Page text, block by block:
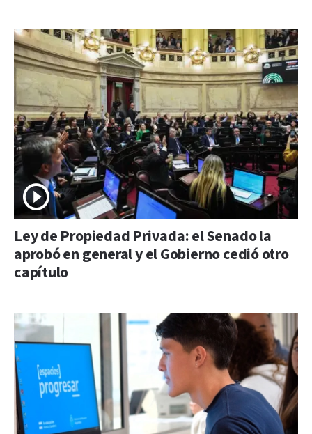
Ley de Propiedad Privada: el Senado la
aprobó en general y el Gobierno cedió otro
capítulo